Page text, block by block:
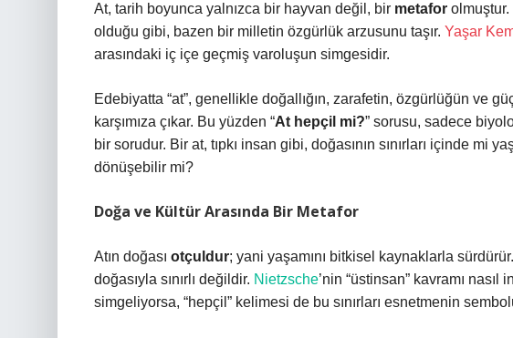
At, tarih boyunca yalnızca bir hayvan değil, bir metafor olmuştur.
olduğu gibi, bazen bir milletin özgürlük arzusunu taşır. Yaşar
arasındaki iç içe geçmiş varoluşun simgesidir.
Edebiyatta “at”, genellikle doğallığın, zarafetin, özgürlüğün ve
karşımıza çıkar. Bu yüzden “At hepçil mi?” sorusu, sadece
bir sorudur. Bir at, tıpkı insan gibi, doğasının sınırları içinde mi
dönüşebilir mi?
Doğa ve Kültür Arasında Bir Metafor
Atın doğası otçuldur; yani yaşamını bitkisel kaynaklarla
doğasıyla sınırlı değildir. Nietzsche’nin “üstinsan” kavramı nasıl
simgeliyorsa, “hepçil” kelimesi de bu sınırları esnetmenin